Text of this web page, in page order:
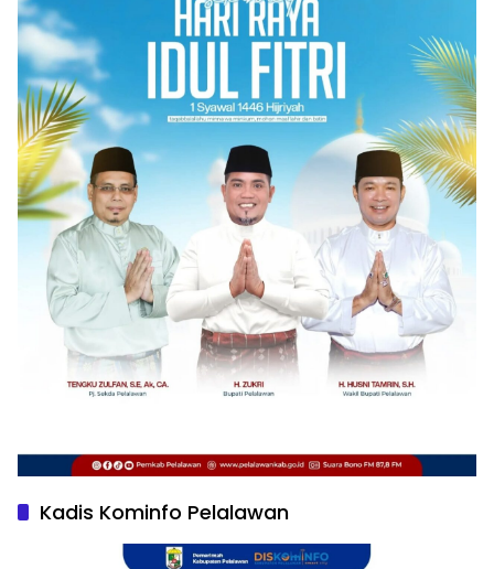
Kadis Kominfo Pelalawan